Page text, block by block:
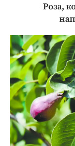
Роза,